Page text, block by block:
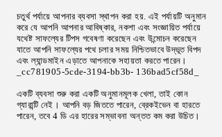
চতুর্থ পর্যায়ে আপনার ব্যবসা স্থাপন করা হয়. এই পর্যায়টি অনুমান
করে যে আপনি আপনার আবিষ্কার, নকশা এবং সংজ্ঞায়িত পর্যায়ে
যথেষ্ট সাফল্যের টিপস গবেষণা করেছেন এবং উন্মোচন করেছেন
যাতে আপনি সাফল্যের পথে চলার সময় নিশ্চিতভাবে উদ্ভূত বিপদ
এবং ল্যান্ডমাইন এড়াতে আপনাকে সহায়তা করতে পারেন।
_cc781905-5cde-3194-bb3b- 136bad5cf58d_
একটি ব্যবসা শুরু করা একটি অনুমানমূলক খেলা, তাই কোন
গ্যারান্টি নেই। আপনি বড় জিততে পারেন, ব্রেকইভেন বা হারতে
পারেন, তবে 4 ডি এর হারের সম্ভাবনা অন্তত কম করা উচিত।